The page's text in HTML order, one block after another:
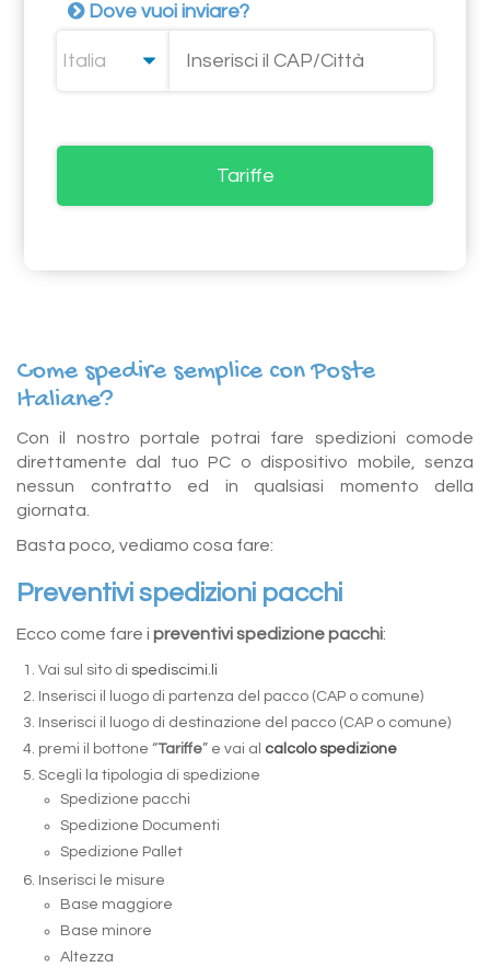
Dove vuoi inviare?
Come spedire semplice con Poste
Italiane?
Con il nostro portale potrai fare spedizioni comode
direttamente dal tuo PC o dispositivo mobile, senza
nessun contratto ed in qualsiasi momento della
giornata.
Basta poco, vediamo cosa fare:
Preventivi spedizioni pacchi
Ecco come fare i preventivi spedizione pacchi:
Vai sul sito di spediscimi.li
Inserisci il luogo di partenza del pacco (CAP o comune)
Inserisci il luogo di destinazione del pacco (CAP o comune)
premi il bottone “Tariffe” e vai al calcolo spedizione
Scegli la tipologia di spedizione
Spedizione pacchi
Spedizione Documenti
Spedizione Pallet
Inserisci le misure
Base maggiore
Base minore
Altezza